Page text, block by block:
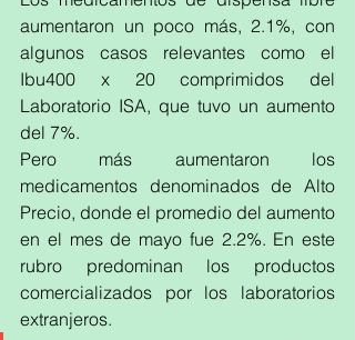
aumentaron un poco más, 2.1%, con
algunos casos relevantes como el
Ibu400 x 20 comprimidos del
Laboratorio ISA, que tuvo un aumento
del 7%.
Pero más aumentaron los
medicamentos denominados de Alto
Precio, donde el promedio del aumento
en el mes de mayo fue 2.2%. En este
rubro predominan los productos
comercializados por los laboratorios
extranjeros.